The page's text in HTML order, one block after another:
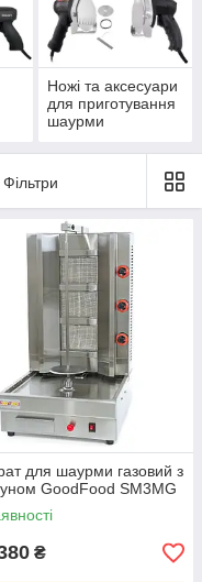
Ножі та аксесуари
для приготування
шаурми
Фільтри
для шаурми газовий з
GoodFood SM3MG
₴